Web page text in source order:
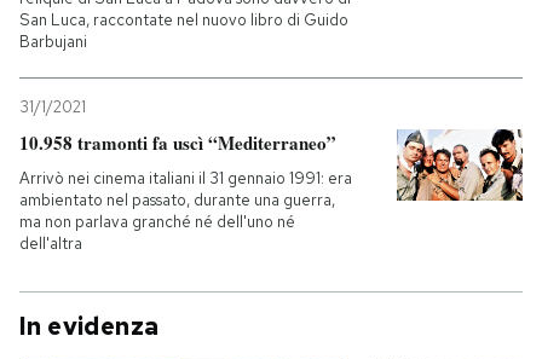
San Luca, raccontate nel nuovo libro di Guido
Barbujani
31/1/2021
10.958 tramonti fa uscì “Mediterraneo”
Arrivò nei cinema italiani il 31 gennaio 1991: era
ambientato nel passato, durante una guerra,
ma non parlava granché né dell'uno né
dell'altra
In evidenza